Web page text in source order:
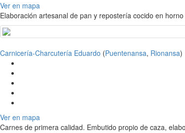
Ver en mapa
Elaboración artesanal de pan y repostería cocido en
Carnicería-Charcutería Eduardo (Puentenansa, Rionansa)
Ver en mapa
Carnes de primera calidad. Embutido propio de caza,